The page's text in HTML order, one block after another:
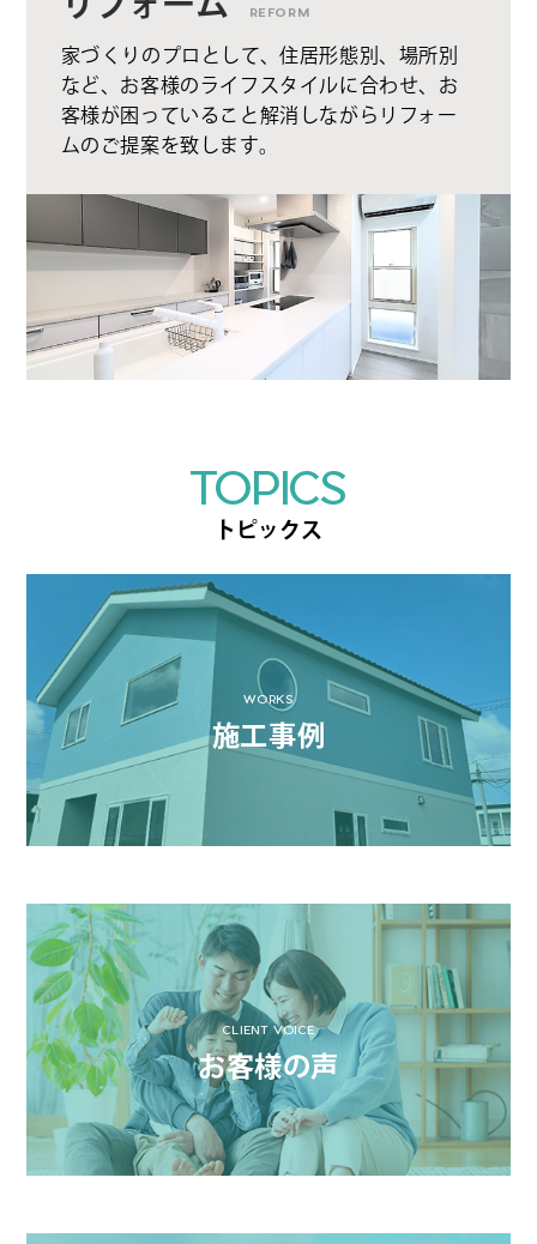
REFORM
家づくりのプロとして、住居形態別、場所別
など、お客様のライフスタイルに合わせ、お
客様が困っていること解消しながらリフォー
ムのご提案を致します。
TOPICS
トピックス
WORKS
施工事例
CLIENT VOICE
お客様の声